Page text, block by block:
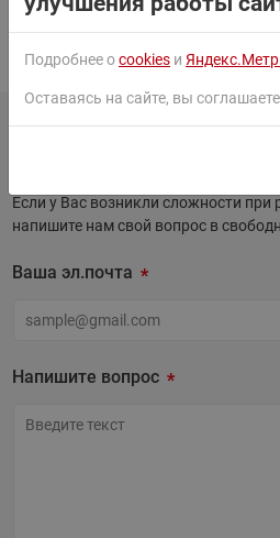
Подбирайте сами или с
Если у Вас возникли сложности при
напишите нам свой вопрос в
Ваша эл.почта
Напишите вопрос
Подробнее оcookies и
Оставаясь на сайте, вы